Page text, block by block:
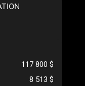
117 800 $
8 513 $